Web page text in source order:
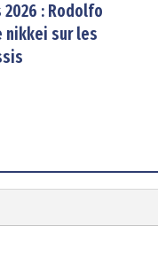
: Rodolfo
nikkei sur les